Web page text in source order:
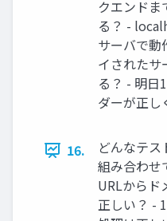
クエンドま
る？ -
サーバで動
イされたサ
る？ - 明日
ダーが正し
16.
どんなテ
組み合わせ
URLからド
正しい？ -